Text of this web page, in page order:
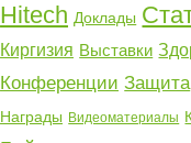
Hitech Доклады
Киргизия Выставки
Конференции Защита
Награды Видеоматериалы